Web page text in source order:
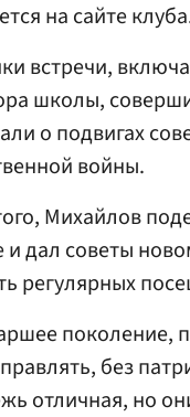
на сайте
встречи,
школы,
о подвигах
войны.
Михайлов
и дал советы
регулярных
поколение,
без
отличная, но